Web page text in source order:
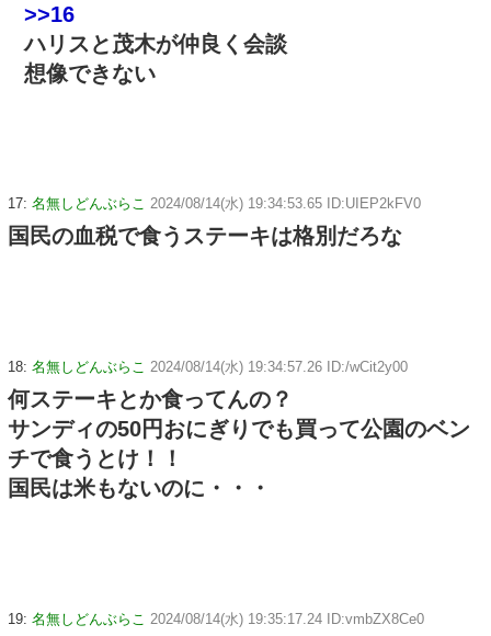
>>16
ハリスと茂木が仲良く会談
想像できない
17: 名無しどんぶらこ 2024/08/14(水) 19:34:53.65 ID:UIEP2kFV0
国民の血税で食うステーキは格別だろな
18: 名無しどんぶらこ 2024/08/14(水) 19:34:57.26 ID:/wCit2y00
何ステーキとか食ってんの？
サンディの50円おにぎりでも買って公園のベン
チで食うとけ！！
国民は米もないのに・・・
19: 名無しどんぶらこ 2024/08/14(水) 19:35:17.24 ID:vmbZX8Ce0